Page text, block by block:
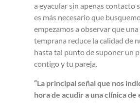
a eyacular sin apenas contacto
es más necesario que
empezamos a observar que
temprana reduce la calidad de
hasta tal punto de suponer un
contigo y tu pareja.
“La principal señal que nos
hora de acudir a una clínica de